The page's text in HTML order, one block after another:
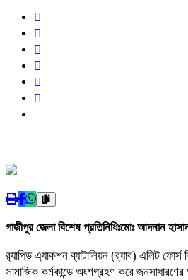
গাজীপুর জেলা বিশেষ প্রতিনিধিঃমোঃ আদনান
র‌্যাপিড এ্যাকশন ব্যাটালিয়ন (র‌্যাব) এলিট
সামাজিক কর্মকান্ডে অংশগ্রহণ করে